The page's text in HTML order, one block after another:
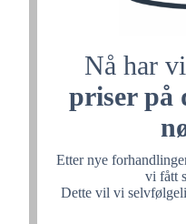
Nå har
priser på
Etter nye
vi fått
Dette vil vi